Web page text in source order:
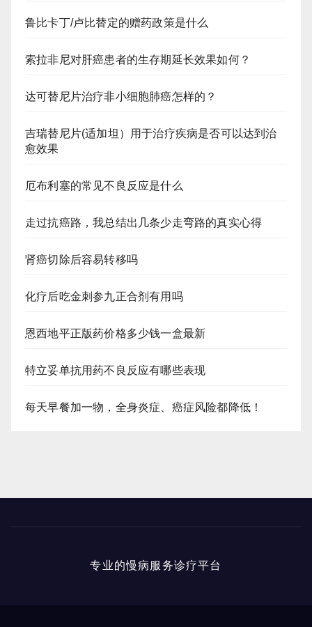
鲁比卡丁/卢比替定的赠药政策是什么
索拉非尼对肝癌患者的生存期延长效果如何？
达可替尼片治疗非小细胞肺癌怎样的？
吉瑞替尼片(适加坦）用于治疗疾病是否可以达到治
愈效果
厄布利塞的常见不良反应是什么
走过抗癌路，我总结出几条少走弯路的真实心得
肾癌切除后容易转移吗
化疗后吃金刺参九正合剂有用吗
恩西地平正版药价格多少钱一盒最新
特立妥单抗用药不良反应有哪些表现
每天早餐加一物，全身炎症、癌症风险都降低！
专业的慢病服务诊疗平台